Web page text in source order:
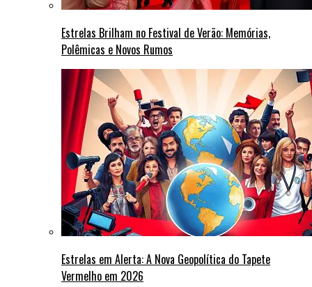
Estrelas Brilham no Festival de Verão: Memórias,
Polêmicas e Novos Rumos
Estrelas em Alerta: A Nova Geopolítica do Tapete
Vermelho em 2026